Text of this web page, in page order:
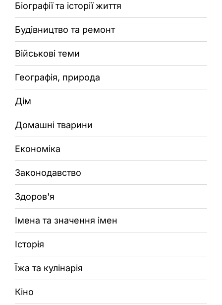
Біографії та історії життя
Будівництво та ремонт
Військові теми
Географія, природа
Дім
Домашні тварини
Економіка
Законодавство
Здоров'я
Імена та значення імен
Історія
Їжа та кулінарія
Кіно